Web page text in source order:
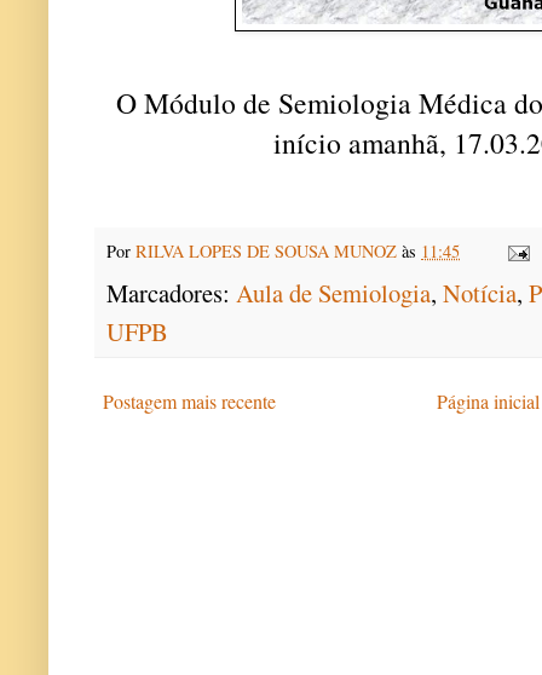
O Módulo de Semiologia Médica
início amanhã,
Por RILVA LOPES DE SOUSA MUNOZ às 11:45
Marcadores: Aula de Semiologia, Notícia,
UFPB
Postagem mais recente Página inicial